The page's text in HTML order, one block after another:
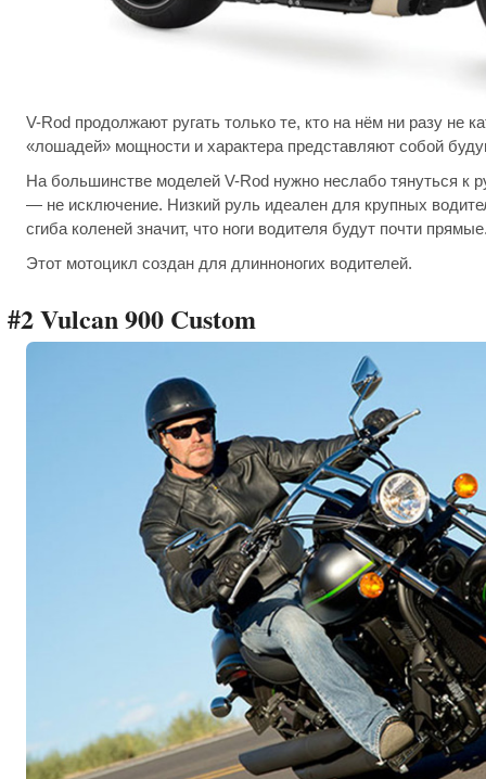
V-Rod продолжают ругать только те, кто на нём ни разу не
«лошадей» мощности и характера представляют собой
На большинстве моделей V-Rod нужно неслабо тянуться к
— не исключение. Низкий руль идеален для крупных
сгиба коленей значит, что ноги водителя будут почти
Этот мотоцикл создан для длинноногих водителей.
#2 Vulcan 900 Custom